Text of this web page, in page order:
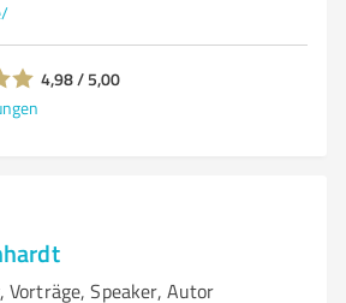
4,98 / 5,00
Vorträge, Speaker, Autor